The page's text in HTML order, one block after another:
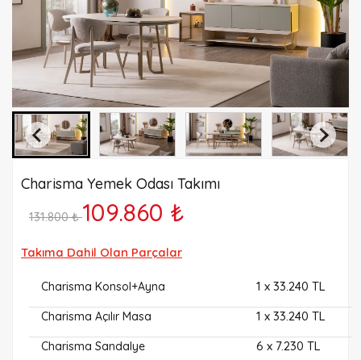
Charisma Yemek Odası Takımı
131.800 ₺109.860 ₺
Takıma Dahil Olan Parçalar
Charisma Konsol+Ayna 1 x 33.240 TL
Charisma Açılır Masa 1 x 33.240 TL
Charisma Sandalye 6 x 7.230 TL